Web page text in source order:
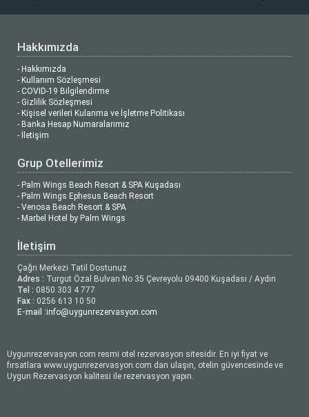
Hakkımızda
- Hakkımızda
- Kullanım Sözleşmesi
- COVID-19 Bilgilendirme
- Gizlilik Sözleşmesi
- Kişisel verileri Kulanma ve İşletme Politikası
- Banka Hesap Numaralarımız
- İletişim
Grup Otellerimiz
- Palm Wings Beach Resort & SPA Kuşadası
- Palm Wings Ephesus Beach Resort
- Venosa Beach Resort & SPA
- Marbel Hotel by Palm Wings
İletişim
Çağrı Merkezi Tatil Dostunuz
Adres : Turgut Özal Bulvarı No 35 Çevreyolu 09400 Kuşadası / Aydın
Tel : 0850 303 4 777
Fax : 0256 613 10 50
E-mail :info@uygunrezervasyon.com
Uygunrezervasyon.com resmi otel rezervasyon sitesidir. En iyi fiyat ve
fırsatlara www.uygunrezervasyon.com dan ulaşın, otelin güvencesinde ve
Uygun Rezervasyon kalitesi ile rezervasyon yapın.